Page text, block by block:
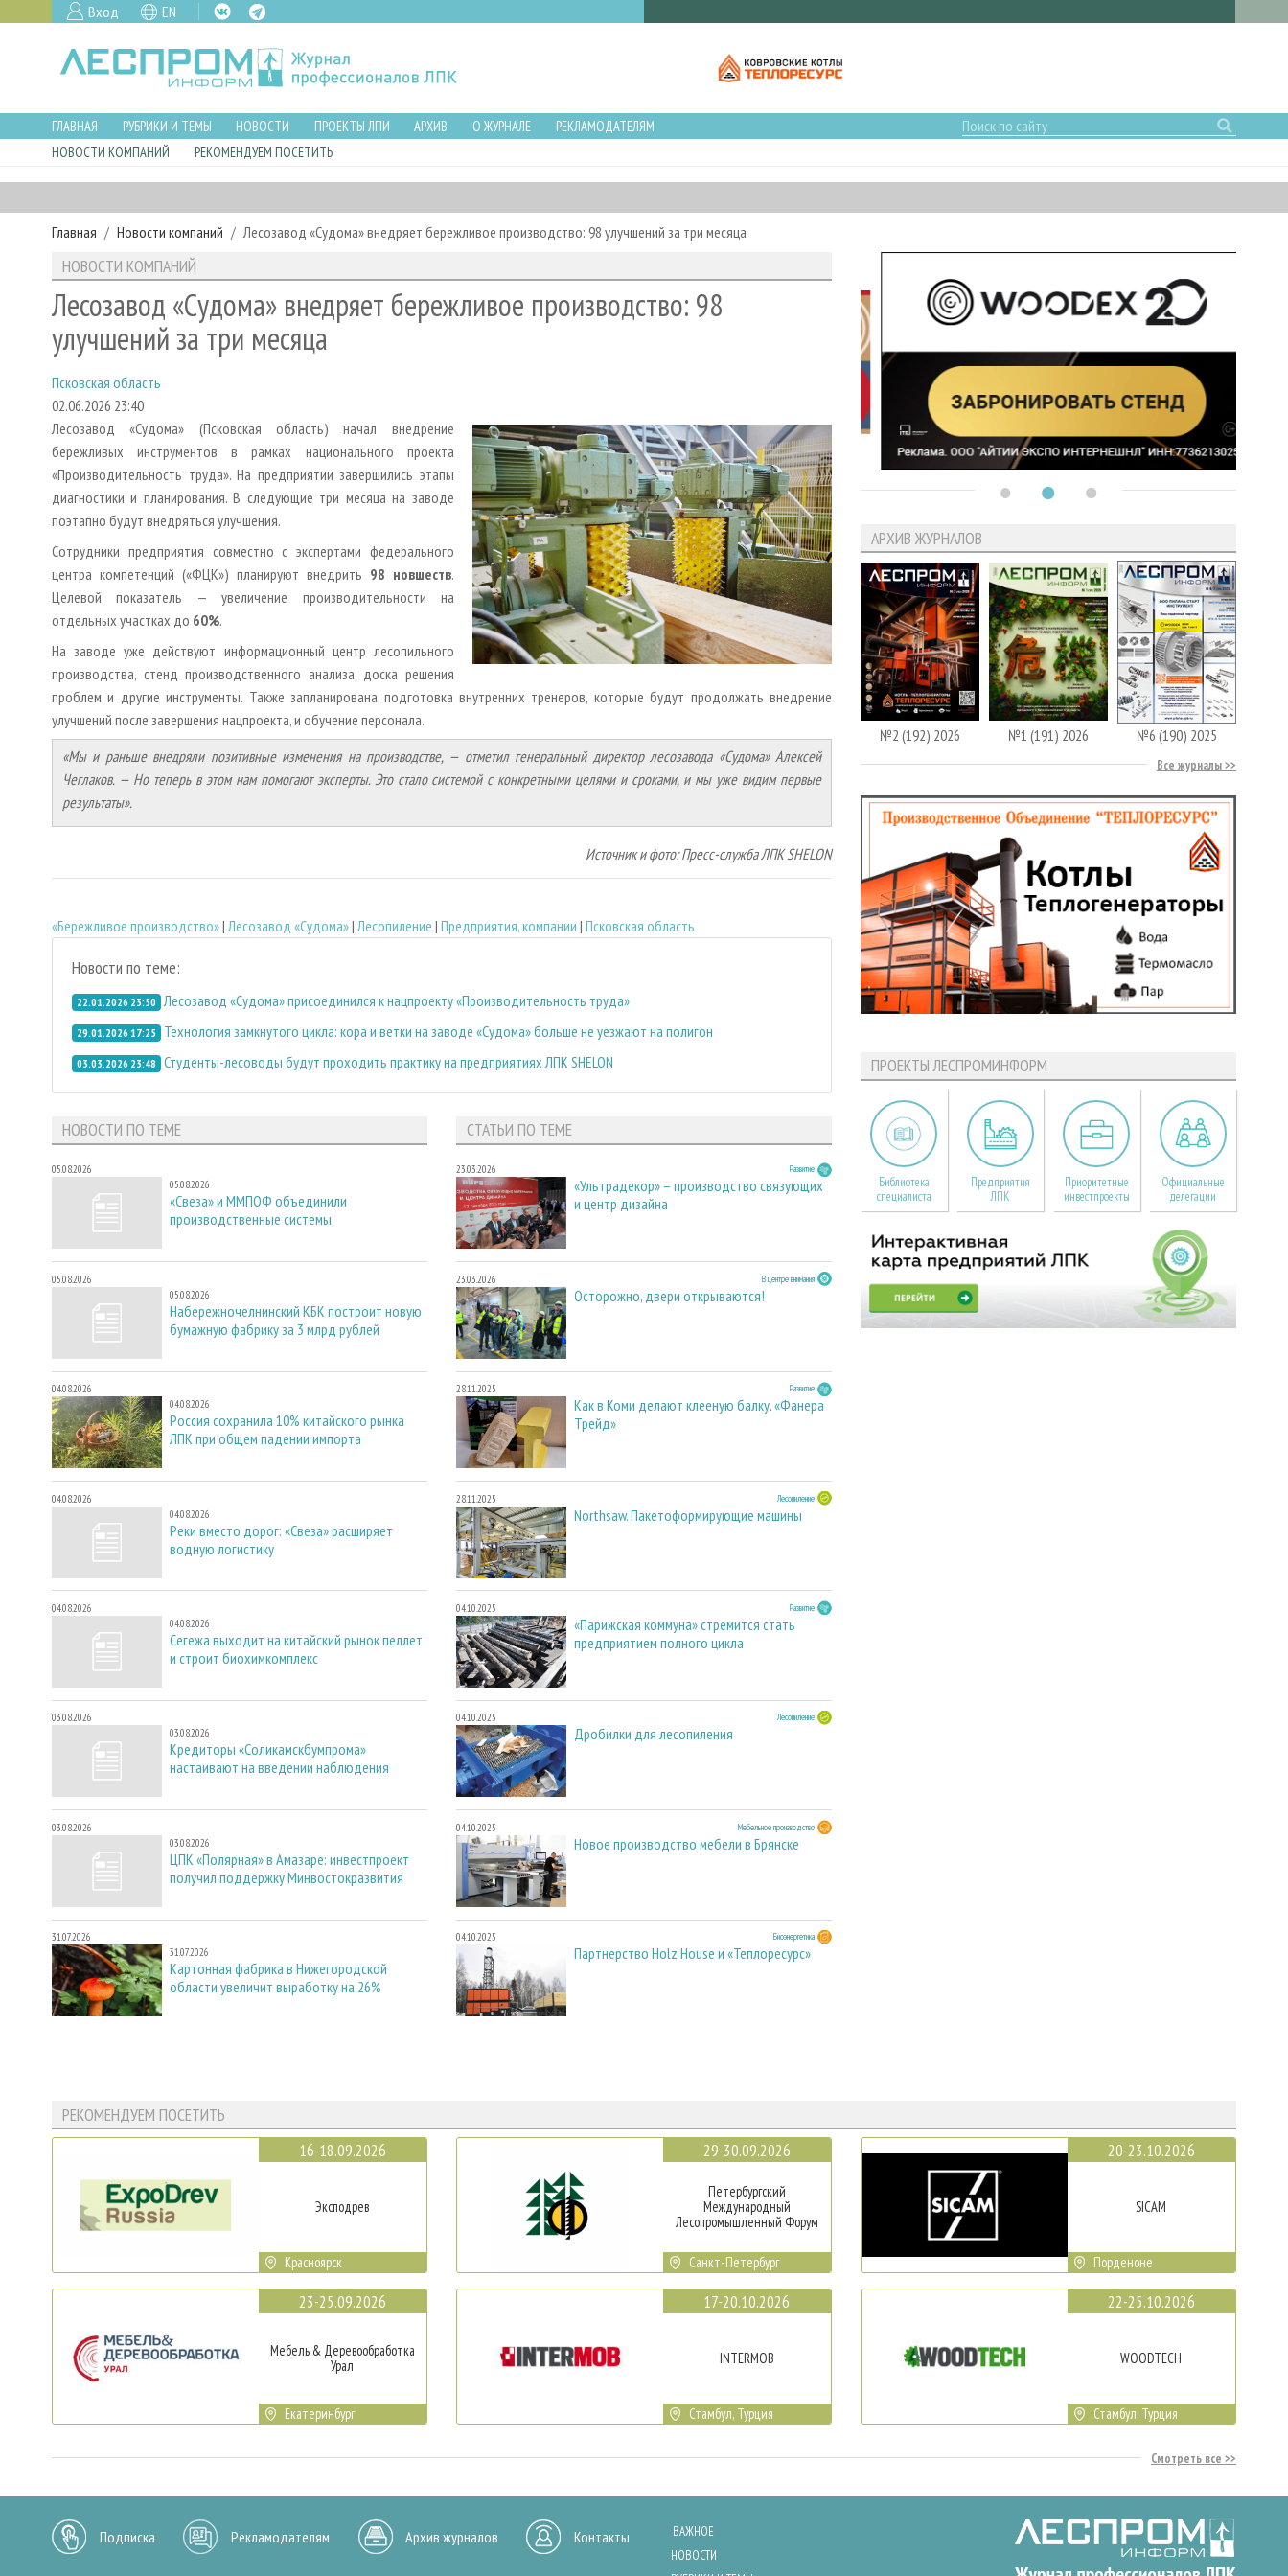
Вход EN
ГЛАВНАЯ РУБРИКИ И ТЕМЫ НОВОСТИ ПРОЕКТЫ ЛПИ АРХИВ О ЖУРНАЛЕ
РЕКЛАМОДАТЕЛЯМ
НОВОСТИ КОМПАНИЙ
РЕКОМЕНДУЕМ ПОСЕТИТЬ
Главная Новости компаний Лесозавод «Судома» внедряет бережливое производство: 98 улучшений за три месяца
НОВОСТИ КОМПАНИЙ
Лесозавод «Судома» внедряет бережливое производство: 98
улучшений за три месяца
Псковская область
02.06.2026 23:40
Лесозавод «Судома» (Псковская область) начал внедрение
бережливых инструментов в рамках национального проекта
«Производительность труда». На предприятии завершились этапы
диагностики и планирования. В следующие три месяца на заводе
поэтапно будут внедряться улучшения.
Сотрудники предприятия совместно с экспертами федерального
центра компетенций («ФЦК») планируют внедрить 98 новшеств.
Целевой показатель — увеличение производительности на
отдельных участках до 60%.
На заводе уже действуют информационный центр лесопильного
производства, стенд производственного анализа, доска решения
проблем и другие инструменты. Также запланирована подготовка внутренних тренеров, которые будут продолжать внедрение
улучшений после завершения нацпроекта, и обучение персонала.
«Мы и раньше внедряли позитивные изменения на производстве, — отметил генеральный директор лесозавода «Судома» Алексей
Чеглаков. — Но теперь в этом нам помогают эксперты. Это стало системой с конкретными целями и сроками, и мы уже видим первые
результаты».
Источник и фото: Пресс-служба ЛПК SHELON
«Бережливое производство»| Лесозавод «Судома»| Лесопиление | Предприятия, компании | Псковская область
Новости по теме:
22.01.2026 23:50 Лесозавод «Судома» присоединился к нацпроекту «Производительность труда»
29.01.2026 17:25 Технология замкнутого цикла: кора и ветки на заводе «Судома» больше не уезжают на полигон
03.03.2026 23:48 Студенты-лесоводы будут проходить практику на предприятиях ЛПК SHELON
НОВОСТИ ПО ТЕМЕ
05.08.2026
05.08.2026
«Свеза» и ММПОФ объединили
производственные системы
05.08.2026
05.08.2026
Набережночелнинский КБК построит новую
бумажную фабрику за 3 млрд рублей
04.08.2026
04.08.2026
Россия сохранила 10% китайского рынка
ЛПК при общем падении импорта
04.08.2026
04.08.2026
Реки вместо дорог: «Свеза» расширяет
водную логистику
04.08.2026
04.08.2026
Сегежа выходит на китайский рынок пеллет
и строит биохимкомплекс
03.08.2026
03.08.2026
Кредиторы «Соликамскбумпрома»
настаивают на введении наблюдения
03.08.2026
03.08.2026
ЦПК «Полярная» в Амазаре: инвестпроект
получил поддержку Минвостокразвития
31.07.2026
31.07.2026
Картонная фабрика в Нижегородской
области увеличит выработку на 26%
СТАТЬИ ПО ТЕМЕ
23.03.2026 Развитие
«Ультрадекор» – производство связующих
и центр дизайна
23.03.2026 В центре внимания
Осторожно, двери открываются!
28.11.2025 Развитие
Как в Коми делают клееную балку. «Фанера
Трейд»
28.11.2025 Лесопиление
Northsaw. Пакетоформирующие машины
04.10.2025 Развитие
«Парижская коммуна» стремится стать
предприятием полного цикла
04.10.2025 Лесопиление
Дробилки для лесопиления
04.10.2025 Мебельное производство
Новое производство мебели в Брянске
04.10.2025 Биоэнергетика
Партнерство Holz House и «Теплоресурс»
АРХИВ ЖУРНАЛОВ
№2 (192) 2026 №1 (191) 2026 №6 (190) 2025
Все журналы
ПРОЕКТЫ ЛЕСПРОМИНФОРМ
Библиотека
специалиста
Предприятия
ЛПК
Приоритетные
инвестпроекты
Официальные
делегации
РЕКОМЕНДУЕМ ПОСЕТИТЬ
16-18.09.2026
Эксподрев
Красноярск
23-25.09.2026
Мебель & Деревообработка
Урал
Екатеринбург
29-30.09.2026
Петербургский
Международный
Лесопромышленный Форум
Санкт-Петербург
17-20.10.2026
INTERMOB
Стамбул, Турция
20-23.10.2026
SICAM
Порденоне
22-25.10.2026
WOODTECH
Стамбул, Турция
Смотреть все
Подписка Рекламодателям Архив журналов Контакты
ВАЖНОЕ
НОВОСТИ